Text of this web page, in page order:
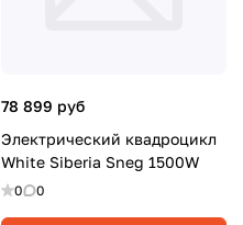
78 899 руб
Электрический квадроцикл
White Siberia Sneg 1500W
0 0